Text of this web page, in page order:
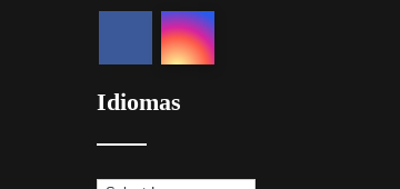
Idiomas